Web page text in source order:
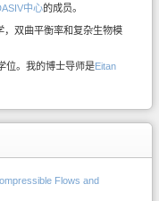
中心的成员。
，双曲平衡率和复杂生物模
位。我的博士导师是Eitan
Flows and